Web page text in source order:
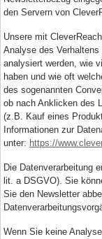
den Servern von
Unsere mit
Analyse des
analysiert werden, wie
haben und wie oft
des sogenannten
ob nach Anklicken des
(z.B. Kauf eines
Informationen zur
unter: https://
Die Datenverarbeitung
lit. a DSGVO). Sie
Sie den Newsletter
Wenn Sie keine